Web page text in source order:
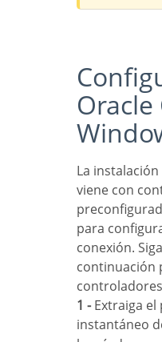
Configurar y habilitar
Oracle
La instalación automática de Scriptcase
viene con
para
conexión.
continuación
1 -Extraiga el
instantáneo